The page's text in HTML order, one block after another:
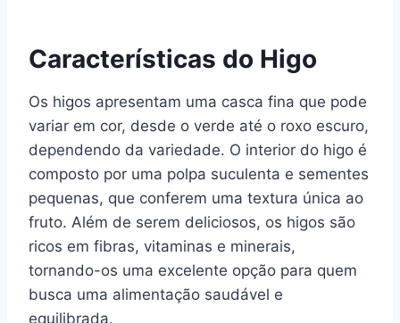
Características do Higo
Os higos apresentam uma casca fina que pode
variar em cor, desde o verde até o roxo escuro,
dependendo da variedade. O interior do higo é
composto por uma polpa suculenta e sementes
pequenas, que conferem uma textura única ao
fruto. Além de serem deliciosos, os higos são
ricos em fibras, vitaminas e minerais,
tornando-os uma excelente opção para quem
busca uma alimentação saudável e
equilibrada.